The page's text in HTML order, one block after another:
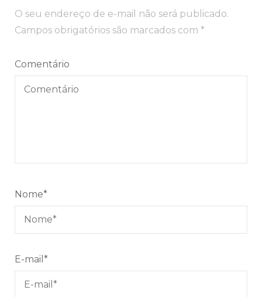
O seu endereço de e-mail não será publicado.
Campos obrigatórios são marcados com *
Comentário
Nome*
E-mail *